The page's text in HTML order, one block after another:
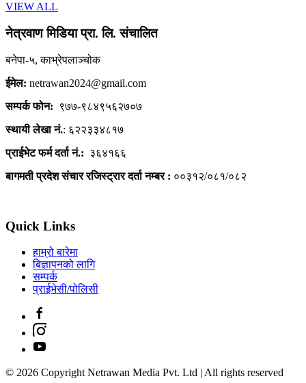
VIEW ALL
नेत्रवाण मिडिया प्रा. लि. संचालित
बनेपा-५, काभ्रेपलाञ्चोक
ईमेल: netrawan2024@gmail.com
सम्पर्क फोन:
९७७-९८४९५६२७०७
स्थायी लेखा नं.: ६२२३३४८१७
प्राईभेट फर्म दर्ता नं.: ३६४१६६
बागमती प्रदेश संचार रजिस्ट्रार दर्ता नम्बर : ००३१२/०८१/०८२
Quick Links
हाम्रो बारेमा
बिज्ञापनको लागि
सम्पर्क
प्राईभेसी/पोलिसी
© 2026 Copyright Netrawan Media Pvt. Ltd | All rights reserved